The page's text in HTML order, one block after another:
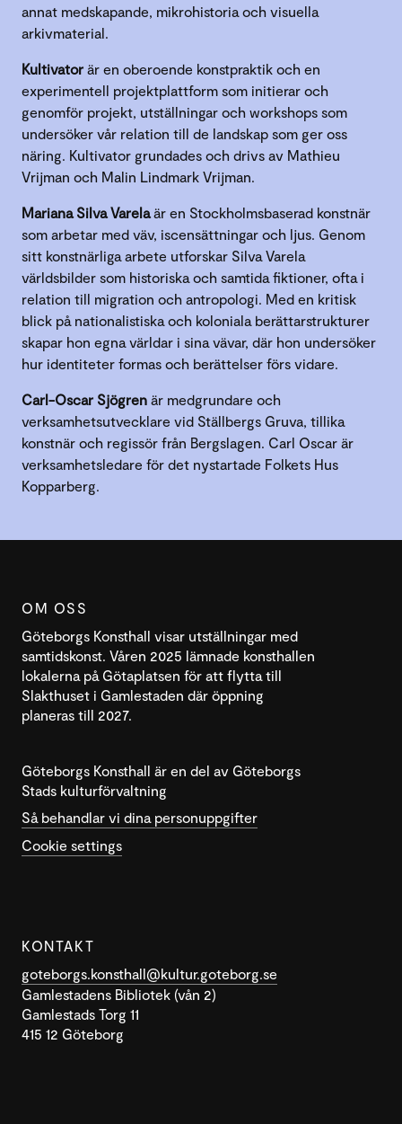
annat medskapande, mikrohistoria och visuella
arkivmaterial.
Kultivator är en oberoende konstpraktik och en
experimentell projektplattform som initierar och
genomför projekt, utställningar och workshops som
undersöker vår relation till de landskap som ger oss
näring. Kultivator grundades och drivs av Mathieu
Vrijman och Malin Lindmark Vrijman.
Mariana Silva Varelaär en Stockholmsbaserad konstnär
som arbetar med väv, iscensättningar och ljus. Genom
sitt konstnärliga arbete utforskar Silva Varela
världsbilder som historiska och samtida fiktioner, ofta i
relation till migration och antropologi. Med en kritisk
blick på nationalistiska och koloniala berättarstrukturer
skapar hon egna världar i sina vävar, där hon undersöker
hur identiteter formas och berättelser förs vidare.
Carl-Oscar Sjögren är medgrundare och
verksamhetsutvecklare vid Ställbergs Gruva, tillika
konstnär och regissör från Bergslagen. Carl Oscar är
verksamhetsledare för det nystartade Folkets Hus
Kopparberg.
OM OSS
Göteborgs Konsthall visar utställningar med
samtidskonst. Våren 2025 lämnade konsthallen
lokalerna på Götaplatsen för att flytta till
Slakthuset i Gamlestaden där öppning
planeras till 2027.
Göteborgs Konsthall är en del av Göteborgs
Stads kulturförvaltning
Så behandlar vi dina personuppgifter
Cookie settings
KONTAKT
goteborgs.konsthall@kultur.goteborg.se
Gamlestadens Bibliotek (vån 2)
Gamlestads Torg 11
415 12 Göteborg